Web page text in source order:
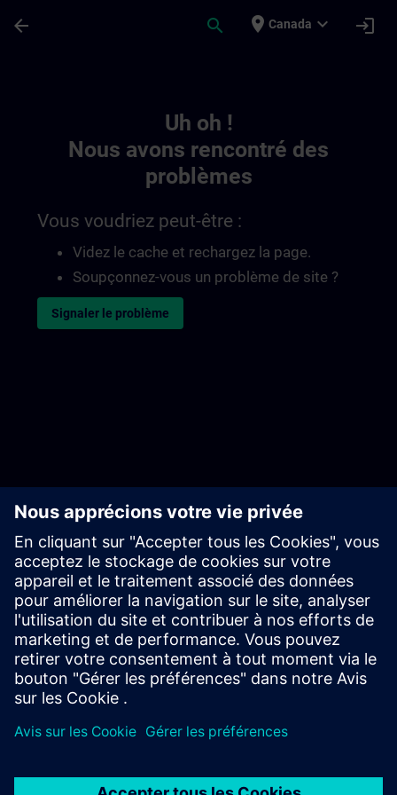
arrow_back search place Canada expand_more login
Uh oh !
Nous avons rencontré des
problèmes
Vous voudriez peut-être :
Videz le cache et rechargez la page.
Soupçonnez-vous un problème de site ?
Signaler le problème